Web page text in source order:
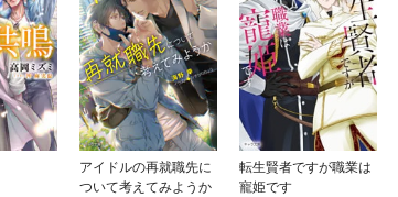
アイドルの再就職先に
ついて考えてみようか
転生賢者ですが職業は
寵姫です